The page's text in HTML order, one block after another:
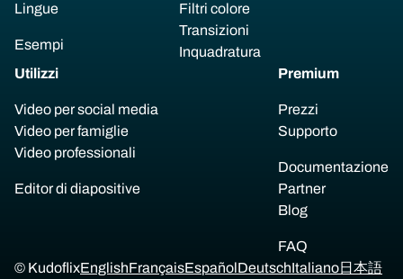
Lingue
Esempi
Filtri colore
Transizioni
Inquadratura
Utilizzi
Video per social media
Video per famiglie
Video professionali
Editor di diapositive
Premium
Prezzi
Supporto
Documentazione
Partner
Blog
FAQ
© KudoflixEnglishFrançaisEspañolDeutschItaliano日本語